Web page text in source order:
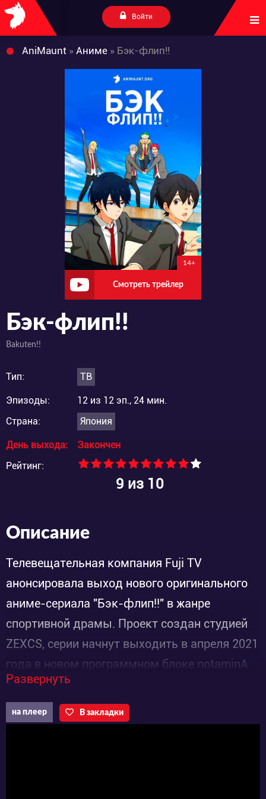
Войти
AniMaunt » Аниме » Бэк-флип!!
14+
Смотреть трейлер
Бэк-флип!!
Bakuten!!
Тип: ТВ
Эпизоды:
12 из 12 эп., 24 мин.
Страна:
Япония
День выхода:
Закончен
Рейтинг:
9 из 10
Описание
Телевещательная компания Fuji TV
анонсировала выход нового оригинального
аниме-сериала "Бэк-флип!!" в жанре
спортивной драмы. Проект создан студией
ZEXCS, серии начнут выходить в апреля 2021
года в новом программном блоке notaminA.
Сётаро Футаба – главный герой
полнометражного аниме – студент первого
курса старшей школы Сосюкан, получившей
Развернуть
на плеер В закладки